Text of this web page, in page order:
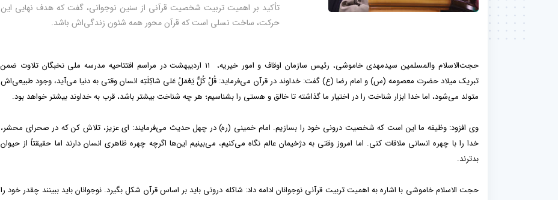
تأکید بر اهمیت تربیت شخصیت قرآنی از سنین نوجوانی، گفت که هدف نهایی این
حرکت، ساخت نسلی است که قرآن محور همه شئون زندگی‌اش باشد.
حجت‌الاسلام والمسلمین سیدمهدی خاموشی، رئیس سازمان اوقاف و امور خیریه، ۱۱ اردیبهشت در مراسم افتتاحیه مدرسه ملی نخبگان تلاوت ضمن
تبریک میلاد حضرت معصومه (س) و امام رضا (ع) گفت: خداوند در قرآن می‌فرماید: قُلْ کُلٌّ یَعْمَلُ عَلی شاکِلَتِه انسان وقتی به دنیا می‌آید، وجود طبیعی‌اش
متولد می‌شود، اما خدا ابزار شناخت را در اختیار ما گذاشته تا خالق و هستی را بشناسیم؛ هر چه شناخت بیشتر باشد، قرب به خداوند بیشتر خواهد بود.
وی افزود: وظیفه ما این است که شخصیت درونی خود را بسازیم. امام خمینی (ره) در چهل حدیث می‌فرمایند: ای عزیز، تلاش کن که در صحرای محشر،
خدا را با چهره انسانی ملاقات کنی. اما امروز وقتی به دژخیمان عالم نگاه می‌کنیم، می‌بینیم این‌ها اگرچه چهره ظاهری انسان دارند اما حقیقتاً از حیوان
بدترند.
حجت الاسلام خاموشی با اشاره به اهمیت تربیت قرآنی نوجوانان ادامه داد: شاکله درونی باید بر اساس قرآن شکل بگیرد. نوجوانان باید ببینند چقدر خود را